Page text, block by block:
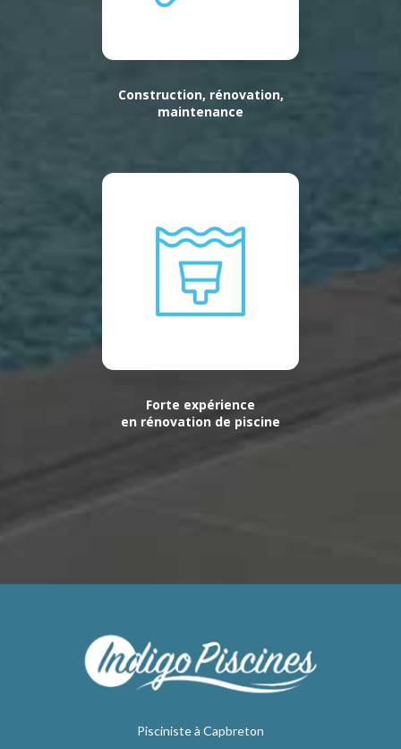
Construction, rénovation,
maintenance
Forte expérience
en rénovation de piscine
Pisciniste à Capbreton